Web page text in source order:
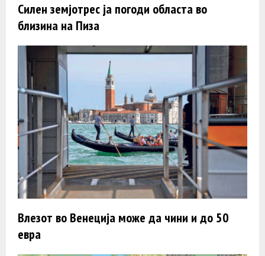
Силен земјотрес ја погоди областа во
близина на Пиза
Влезот во Венеција може да чини и до 50
евра